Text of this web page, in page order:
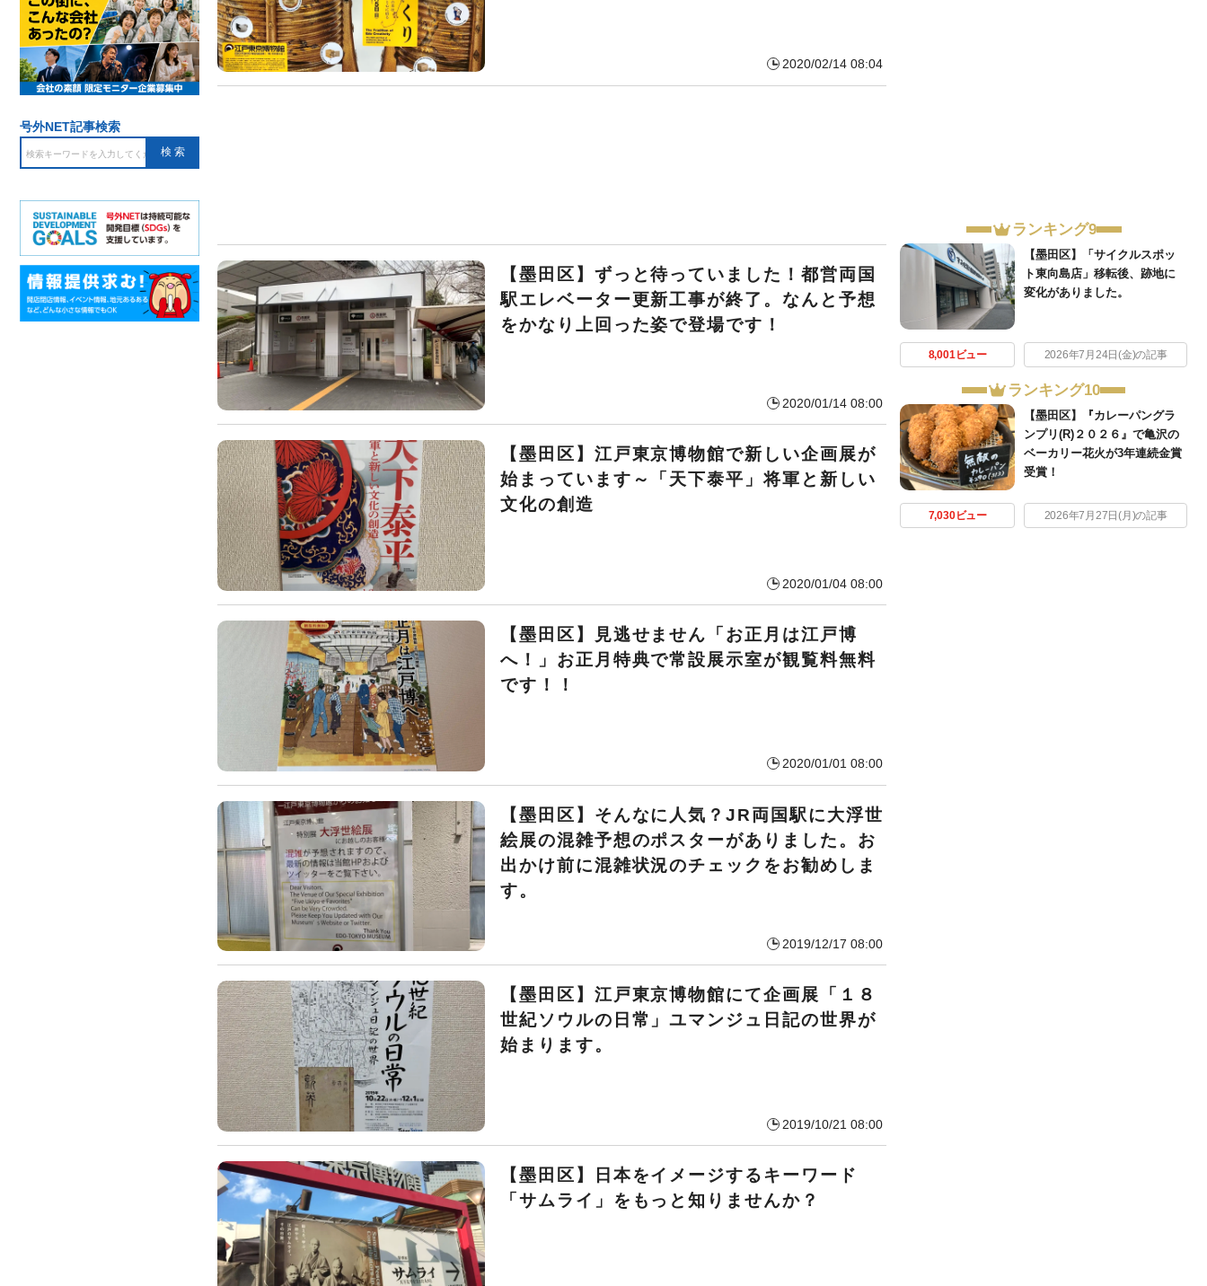
2020/02/14 08:04
【墨田区】ずっと待っていました！都営両国
駅エレベーター更新工事が終了。なんと予想
をかなり上回った姿で登場です！
2020/01/14 08:00
【墨田区】江戸東京博物館で新しい企画展が
始まっています～「天下泰平」将軍と新しい
文化の創造
2020/01/04 08:00
【墨田区】見逃せません「お正月は江戸博
へ！」お正月特典で常設展示室が観覧料無料
です！！
2020/01/01 08:00
【墨田区】そんなに人気？JR両国駅に大浮世
絵展の混雑予想のポスターがありました。お
出かけ前に混雑状況のチェックをお勧めしま
す。
2019/12/17 08:00
【墨田区】江戸東京博物館にて企画展「１８
世紀ソウルの日常」ユマンジュ日記の世界が
始まります。
2019/10/21 08:00
【墨田区】日本をイメージするキーワード
「サムライ」をもっと知りませんか？
ランキング9
【墨田区】「サイクルスポッ
ト東向島店」移転後、跡地に
変化がありました。
8,001ビュー 2026年7月24日(金)の記事
ランキング10
【墨田区】『カレーパングラ
ンプリ(R)２０２６』で亀沢の
ベーカリー花火が3年連続金賞
受賞！
7,030ビュー 2026年7月27日(月)の記事
号外NET記事検索